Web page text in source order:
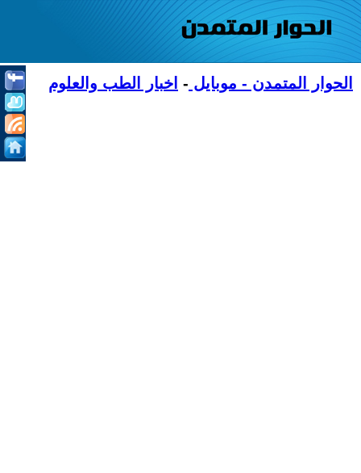
الحوار المتمدن - موبايل - اخبار الطب والعلوم